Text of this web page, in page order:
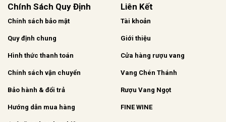
Chính Sách Quy Định
Chính sách bảo mật
Quy định chung
Hình thức thanh toán
Chính sách vận chuyển
Bảo hành & đổi trả
Hướng dẫn mua hàng
Liên Kết
Tài khoản
Giới thiệu
Cửa hàng rượu vang
Vang Chén Thánh
Rượu Vang Ngọt
FINE WINE